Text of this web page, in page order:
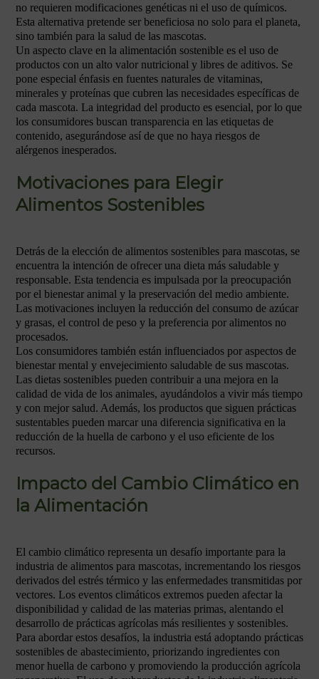
no requieren modificaciones genéticas ni el uso de químicos.
Esta alternativa pretende ser beneficiosa no solo para el planeta,
sino también para la salud de las mascotas.
Un aspecto clave en la alimentación sostenible es el uso de
productos con un alto valor nutricional y libres de aditivos. Se
pone especial énfasis en fuentes naturales de vitaminas,
minerales y proteínas que cubren las necesidades específicas de
cada mascota. La integridad del producto es esencial, por lo que
los consumidores buscan transparencia en las etiquetas de
contenido, asegurándose así de que no haya riesgos de
alérgenos inesperados.
Motivaciones para Elegir
Alimentos Sostenibles
Detrás de la elección de alimentos sostenibles para mascotas, se
encuentra la intención de ofrecer una dieta más saludable y
responsable. Esta tendencia es impulsada por la preocupación
por el bienestar animal y la preservación del medio ambiente.
Las motivaciones incluyen la reducción del consumo de azúcar
y grasas, el control de peso y la preferencia por alimentos no
procesados.
Los consumidores también están influenciados por aspectos de
bienestar mental y envejecimiento saludable de sus mascotas.
Las dietas sostenibles pueden contribuir a una mejora en la
calidad de vida de los animales, ayudándolos a vivir más tiempo
y con mejor salud. Además, los productos que siguen prácticas
sustentables pueden marcar una diferencia significativa en la
reducción de la huella de carbono y el uso eficiente de los
recursos.
Impacto del Cambio Climático en
la Alimentación
El cambio climático representa un desafío importante para la
industria de alimentos para mascotas, incrementando los riesgos
derivados del estrés térmico y las enfermedades transmitidas por
vectores. Los eventos climáticos extremos pueden afectar la
disponibilidad y calidad de las materias primas, alentando el
desarrollo de prácticas agrícolas más resilientes y sostenibles.
Para abordar estos desafíos, la industria está adoptando prácticas
sostenibles de abastecimiento, priorizando ingredientes con
menor huella de carbono y promoviendo la producción agrícola